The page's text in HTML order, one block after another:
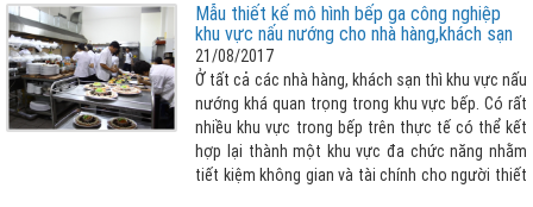
nhiều tâm sức. Ngày hôm nay, hãy cùng FNB
Solutions tìm hiểu xem trong phòng bếp nhà
hàng khách sạn thì cần có những đồ dùng thiết
bị bếp nào nhé!
Mẫu thiết kế mô hình bếp ga công nghiệp
khu vực nấu nướng cho nhà hàng,khách sạn
21/08/2017
Ở tất cả các nhà hàng, khách sạn thì khu vực nấu
nướng khá quan trọng trong khu vực bếp. Có rất
nhiều khu vực trong bếp trên thực tế có thể kết
hợp lại thành một khu vực đa chức năng nhằm
tiết kiệm không gian và tài chính cho người thiết